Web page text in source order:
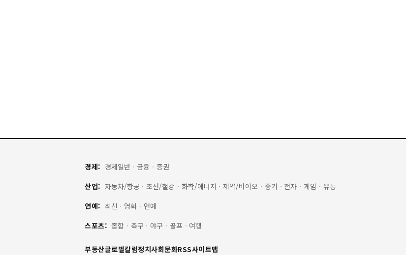
경제: 경제일반 · 금융 · 증권
산업: 자동차/항공 · 조선/철강 · 화학/에너지 · 제약/바이오 · 중기 · 전자 · 게임 · 유통
연예: 최신 · 영화 · 연예
스포츠: 종합 · 축구 · 야구 · 골프 · 여행
부동산글로벌칼럼정치사회문화RSS사이트맵